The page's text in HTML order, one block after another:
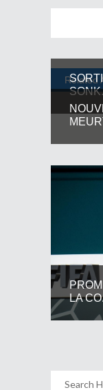
Related
LA